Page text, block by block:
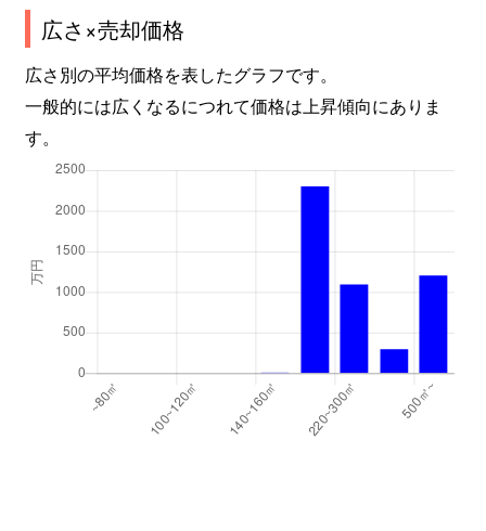
広さ×売却価格
広さ別の平均価格を表したグラフです。
一般的には広くなるにつれて価格は上昇傾向にありま
す。